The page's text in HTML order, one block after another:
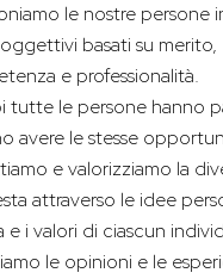
le nostre persone
basati su merito,
e professionalità.
tutte le persone hanno
avere le stesse
e valorizziamo la
attraverso le idee
e i valori di ciascun
le opinioni e le